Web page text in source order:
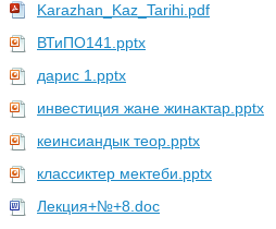
Karazhan_Kaz_Tarihi.pdf
ВТиПО141.pptx
дарис 1.pptx
инвестиция жане жинактар.pptx
кеинсиандык теор.pptx
классиктер мектеби.pptx
Лекция+№+8.doc